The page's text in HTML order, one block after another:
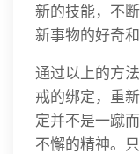
新的技能，不
新事物的好奇和
通过以上的方
戒的绑定，重
定并不是一蹴
不懈的精神。